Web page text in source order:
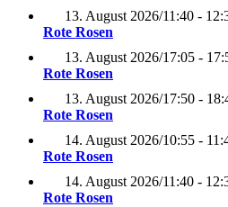
13. August 2026/11:40 -
Rote Rosen
13. August 2026/17:05 -
Rote Rosen
13. August 2026/17:50 -
Rote Rosen
14. August 2026/10:55 -
Rote Rosen
14. August 2026/11:40 -
Rote Rosen